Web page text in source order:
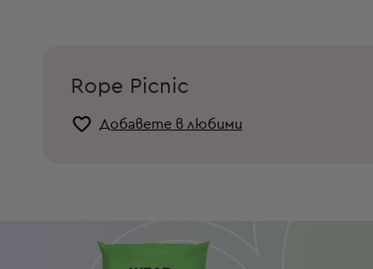
Rope Picnic
Добавете в любими